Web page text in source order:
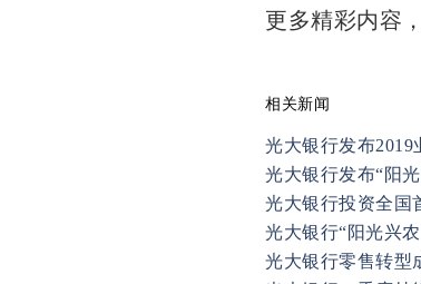
更多精彩内容
相关新闻
光大银行发布2019
光大银行发布“阳
光大银行投资全国
光大银行“阳光兴
光大银行零售转型